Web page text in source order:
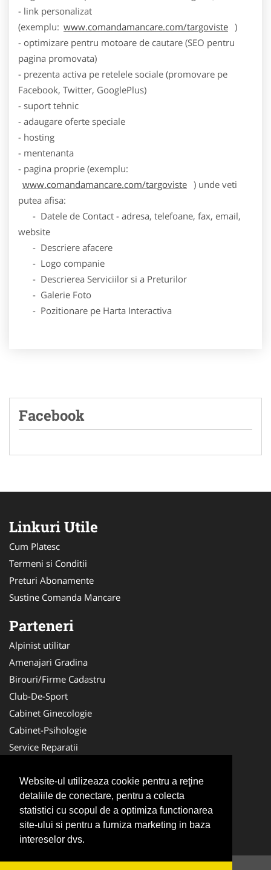
Website-ul utilizeaza cookie pentru a reţine
detaliile de conectare, pentru a colecta
statistici cu scopul de a optimiza functionarea
site-ului si pentru a furniza marketing in baza
intereselor dvs.
- link personalizat
(exemplu: www.comandamancare.com/targoviste )
- optimizare pentru motoare de cautare (SEO pentru
pagina promovata)
- prezenta activa pe retelele sociale (promovare pe
Facebook, Twitter, GooglePlus)
- suport tehnic
- adaugare oferte speciale
- hosting
- mentenanta
- pagina proprie (exemplu:
www.comandamancare.com/targoviste ) unde veti
putea afisa:
- Datele de Contact - adresa, telefoane, fax, email,
website
- Descriere afacere
- Logo companie
- Descrierea Serviciilor si a Preturilor
- Galerie Foto
- Pozitionare pe Harta Interactiva
Facebook
Linkuri Utile
Cum Platesc
Termeni si Conditii
Preturi Abonamente
Sustine Comanda Mancare
Parteneri
Alpinist utilitar
Amenajari Gradina
Birouri/Firme Cadastru
Club-De-Sport
Cabinet Ginecologie
Cabinet-Psihologie
Service Reparatii
Nuntas
Medici Familie
Acupunctura
Antichitati Galerie